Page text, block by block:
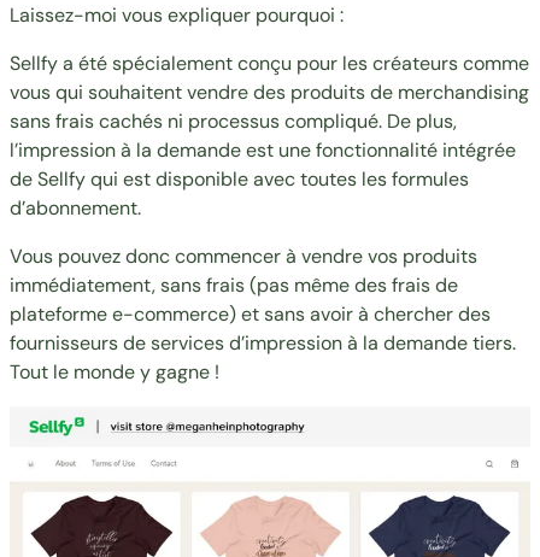
Laissez-moi vous expliquer pourquoi :
Sellfy a été spécialement conçu pour les créateurs comme
vous qui souhaitent vendre des produits de merchandising
sans frais cachés ni processus compliqué. De plus,
l’impression à la demande est une fonctionnalité intégrée
de Sellfy qui est disponible avec toutes les formules
d’abonnement.
Vous pouvez donc commencer à vendre vos produits
immédiatement, sans frais (pas même des frais de
plateforme e-commerce) et sans avoir à chercher des
fournisseurs de services d’impression à la demande tiers.
Tout le monde y gagne !